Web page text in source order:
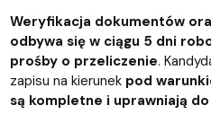
Weryfikacja dokumentów
odbywa się w ciągu 5 dni
prośby o przeliczenie.
zapisu na kierunek pod
są kompletne i uprawniają